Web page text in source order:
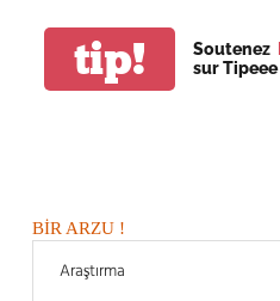
tip! Soutenez
sur Tipeee
BIR ARZU !